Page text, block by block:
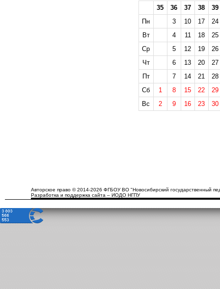
35 36 37 38
39
Пн
3 10 17
24
Вт
4 11 18
25
Ср
5 12 19
26
Чт
6 13 20
27
Пт
7 14 21
28
Сб
1 8 15 22
29
Вс
2 9 16 23 30
Авторское право © 2014-2026 ФГБОУ ВО "Новосибирский государственный
Разработка и поддержка сайта – ИОДО НГПУ